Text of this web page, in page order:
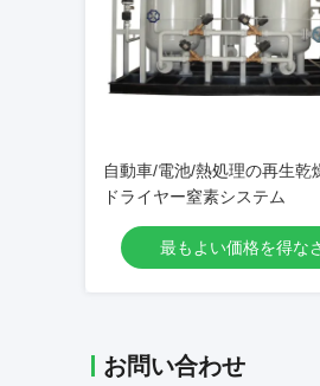
自動車/電池/熱処理の再生乾
ドライヤー窒素システム
最もよい価格を得な
お問い合わせ